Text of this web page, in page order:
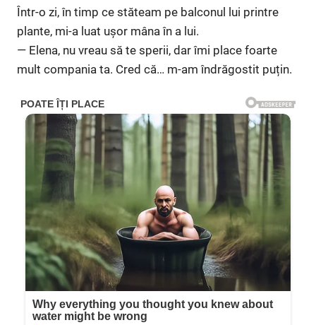
Într-o zi, în timp ce stăteam pe balconul lui printre
plante, mi-a luat ușor mâna în a lui.
— Elena, nu vreau să te sperii, dar îmi place foarte
mult compania ta. Cred că… m-am îndrăgostit puțin.